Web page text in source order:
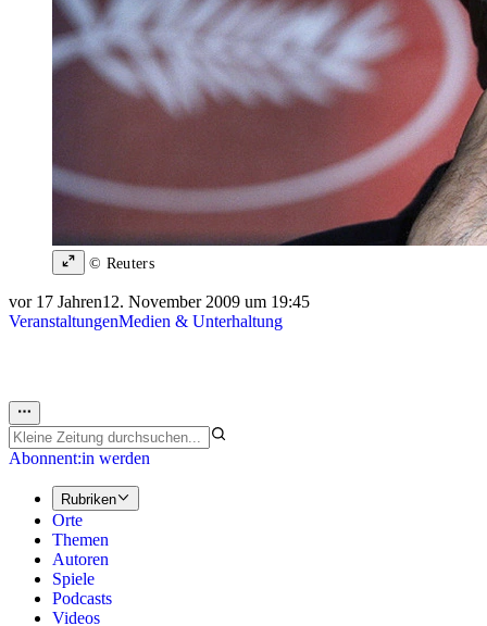
© Reuters
vor 17 Jahren12. November 2009 um 19:45
VeranstaltungenMedien & Unterhaltung
Abonnent:in werden
Rubriken
Orte
Themen
Autoren
Spiele
Podcasts
Videos